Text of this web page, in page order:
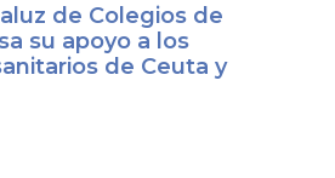
de Colegios de
su apoyo a los
de Ceuta y